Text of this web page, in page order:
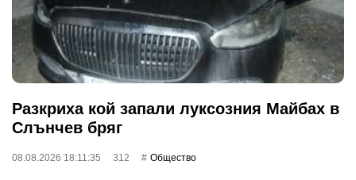
Разкриха кой запали луксозния Майбах в
Слънчев бряг
08.08.2026 18:11:35 312 Общество